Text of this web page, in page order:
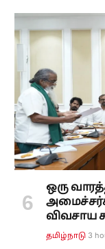
ஒரு
விவசாய
தமிழ்நாடு 3